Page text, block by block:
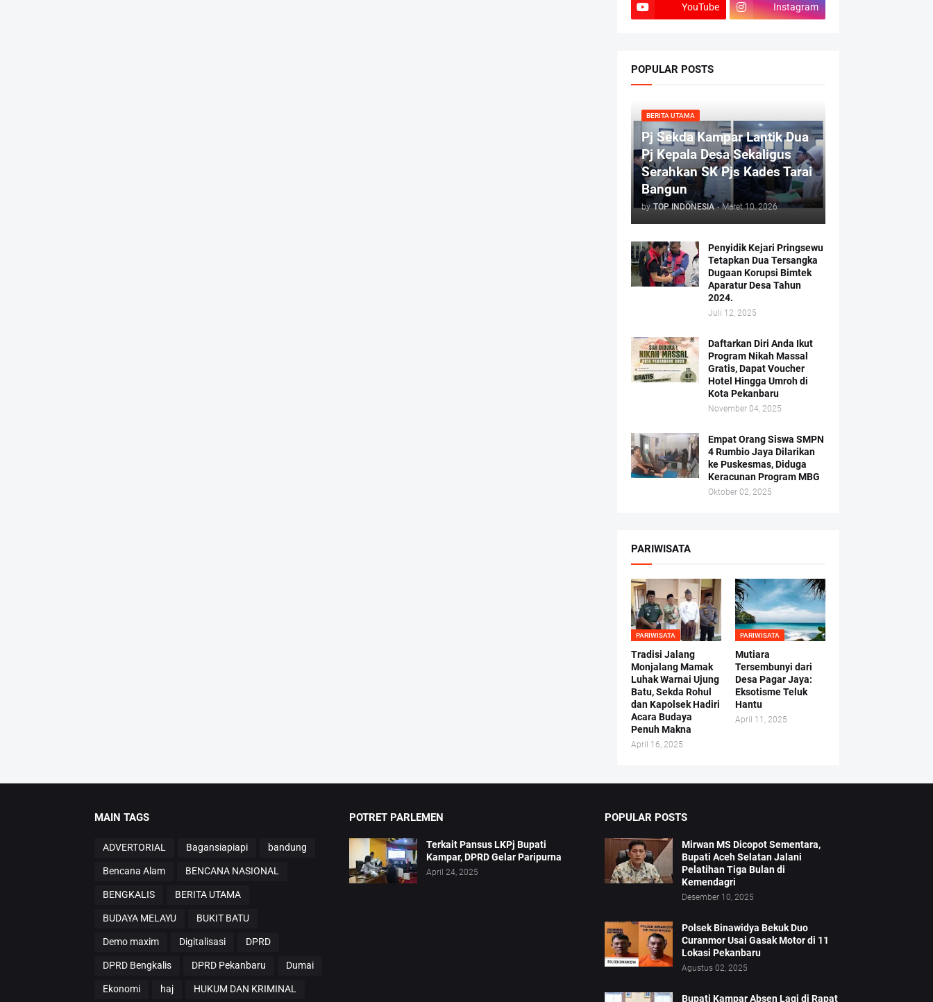
YouTube Instagram
POPULAR POSTS
BERITA UTAMA
Pj Sekda Kampar Lantik Dua
Pj Kepala Desa Sekaligus
Serahkan SK Pjs Kades Tarai
Bangun
by TOP INDONESIA - Maret 10, 2026
Penyidik Kejari Pringsewu
Tetapkan Dua Tersangka
Dugaan Korupsi Bimtek
Aparatur Desa Tahun
2024.
Juli 12, 2025
Daftarkan Diri Anda Ikut
Program Nikah Massal
Gratis, Dapat Voucher
Hotel Hingga Umroh di
Kota Pekanbaru
November 04, 2025
Empat Orang Siswa SMPN
4 Rumbio Jaya Dilarikan
ke Puskesmas, Diduga
Keracunan Program MBG
Oktober 02, 2025
PARIWISATA
PARIWISATA
Tradisi Jalang
Monjalang Mamak
Luhak Warnai Ujung
Batu, Sekda Rohul
dan Kapolsek Hadiri
Acara Budaya
Penuh Makna
April 16, 2025
PARIWISATA
Mutiara
Tersembunyi dari
Desa Pagar Jaya:
Eksotisme Teluk
Hantu
April 11, 2025
MAIN TAGS
ADVERTORIAL Bagansiapiapi bandung
Bencana Alam BENCANA NASIONAL
BENGKALIS BERITA UTAMA
BUDAYA MELAYU BUKIT BATU
Demo maxim Digitalisasi DPRD
DPRD Bengkalis DPRD Pekanbaru Dumai
Ekonomi haj HUKUM DAN KRIMINAL
POTRET PARLEMEN
Terkait Pansus LKPj Bupati
Kampar, DPRD Gelar Paripurna
April 24, 2025
POPULAR POSTS
Mirwan MS Dicopot Sementara,
Bupati Aceh Selatan Jalani
Pelatihan Tiga Bulan di
Kemendagri
Desember 10, 2025
Polsek Binawidya Bekuk Duo
Curanmor Usai Gasak Motor di 11
Lokasi Pekanbaru
Agustus 02, 2025
Bupati Kampar Absen Lagi di Rapat